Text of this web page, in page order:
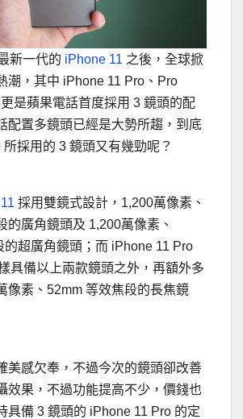
新一代的 iPhone 11 之後，全球掀
潮，其中 iPhone 11 Pro、Pro
是蘋果電話首度採用 3 鏡頭的配
配置多鏡頭已經是大勢所趨，到底
採用的 3 鏡頭又有幾勁呢？
採用雙鏡式設計，1,200萬像素、
的廣角鏡頭及 1,200萬像素、
的超廣角鏡頭；而 iPhone 11 Pro
具備以上兩款鏡頭之外，再額外多
像素、52mm 等效焦段的長焦鏡
美感欠奉，不過今次的鏡頭卻改善
效果，不過功能提高不少，價錢也
具備 3 鏡頭的 iPhone 11 Pro 的定